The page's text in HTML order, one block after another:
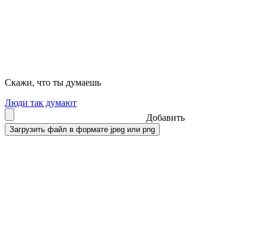
Скажи, что ты думаешь
Люди так думают
Добавить